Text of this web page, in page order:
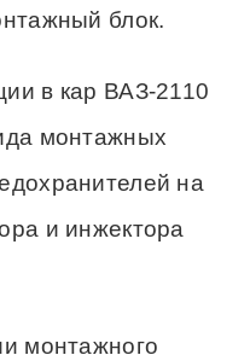
блок.
в кар ВАЗ-2110
монтажных
на
и инжектора
монтажного